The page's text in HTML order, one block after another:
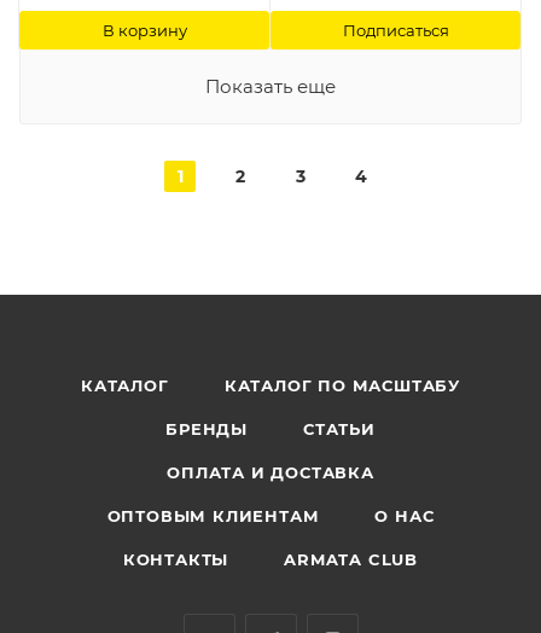
В корзину Подписаться
Показать еще
1 2 3 4
КАТАЛОГ КАТАЛОГ ПО МАСШТАБУ
БРЕНДЫ СТАТЬИ
ОПЛАТА И ДОСТАВКА
ОПТОВЫМ КЛИЕНТАМ О НАС
КОНТАКТЫ ARMATA CLUB